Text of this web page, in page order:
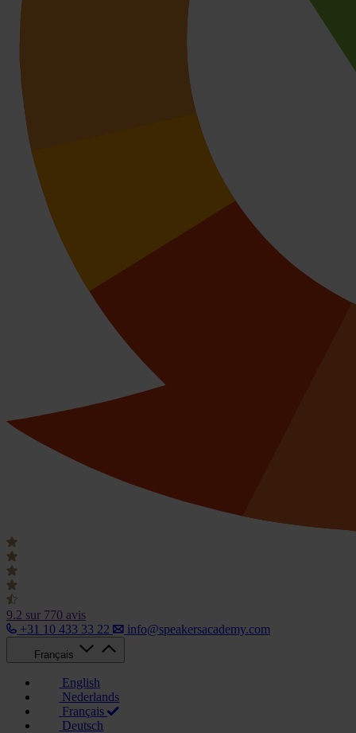
9.2 sur 770 avis
+31 10 433 33 22
info@speakersacademy.com
Français
English
Nederlands
Français
Deutsch